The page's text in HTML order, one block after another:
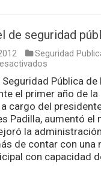
de seguridad
Seguridad
nivel
de
seguridad
pública
en
un
año
Pública de
el primer año de
cargo del
Padilla, aumentó el
la
de contar con una
con capacidad